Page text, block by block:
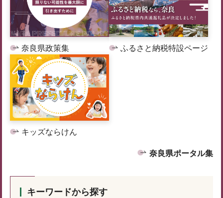
奈良県政策集 ふるさと納税特設ページ
キッズならけん
奈良県ポータル集
キーワードから探す